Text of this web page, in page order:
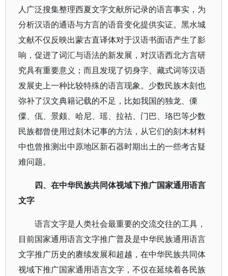
人广泛搜集整理西夏文字文献所记录的语言事实，为
分析汉语的通语与方言的语音变化提供实证。黑水城
文献不仅反映出蒙古直译体对于汉语书面语产生了影
响，促进了词汇与语法的新发展，对汉语西北方言研
究具有重要意义；而且发现了切身字、藏式词等汉语
发展史上一种比较特殊的语言现象。少数民族木刻也
弥补了汉文典籍记载的不足，比如我国的独龙、傈
僳、佤、景颇、哈尼、瑶、拉祜、门巴、珞巴等少数
民族都曾使用过刻木记事的方法，从它们的刻木材料
中也曾推测出中原地区新石器时期出土的一些考古疑
难问题。
四、在中华民族共同体视域下推广国家通用语言
文字
语言文字是人类社会最重要的交流交往的工具，
目前国家通用语言文字推广普及是中华民族通用语言
文字推广历史的赓续发展和超越，在中华民族共同体
视域下推广国家通用语言文字，不仅在延续着各民族